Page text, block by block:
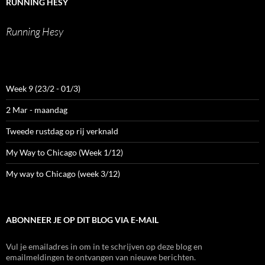
RUNNING HESY
Running Hesy
Week 9 (23/2 - 01/3)
2 Mar - maandag
Tweede rustdag op rij verknald
My Way to Chicago (Week 1/12)
My way to Chicago (week 3/12)
ABONNEER JE OP DIT BLOG VIA E-MAIL
Vul je emailadres in om in te schrijven op deze blog en
emailmeldingen te ontvangen van nieuwe berichten.